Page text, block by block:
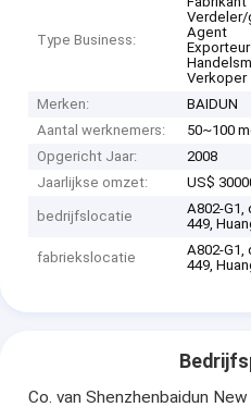
Type Business:
Verdeler/
Agent
Exporteur
Verkoper
Merken:
BAIDUN
Aantal werknemers:
50~100
Opgericht Jaar:
2008
Jaarlijkse omzet:
US$
bedrijfslocatie
A802-G1,
449,
fabriekslocatie
A802-G1,
449,
Co. van Shenzhenbaidun